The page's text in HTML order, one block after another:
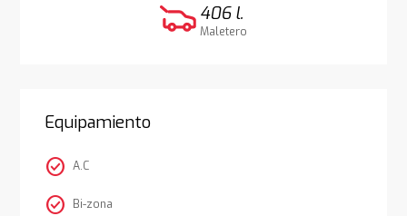
406 l.
Maletero
Equipamiento
check_circle A.C
check_circle Bi-zona